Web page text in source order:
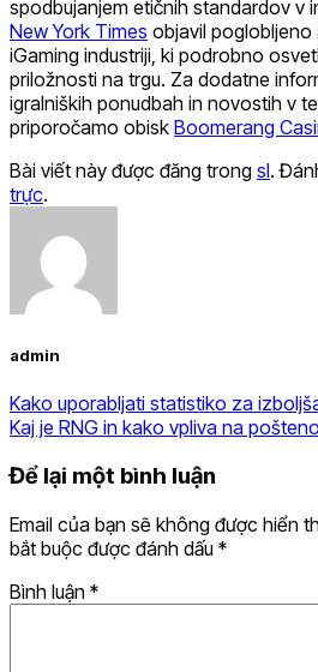
spodbujanjem etičnih standardov v
New York Times objavil
iGaming industriji, ki podrobno
priložnosti na trgu. Za dodatne
igralniških ponudbah in novostih v
priporočamo obisk Boomerang
Bài viết này được đăng trong sl.
trực.
admin
Kako uporabljati statistiko za
Kaj je RNG in kako vpliva na
Để lại một bình luận
Email của bạn sẽ không được hiển
bắt buộc được đánh dấu *
Bình luận *